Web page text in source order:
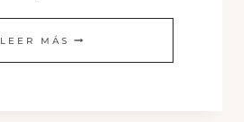
LEER MÁS HUMO
LÍQUIDO